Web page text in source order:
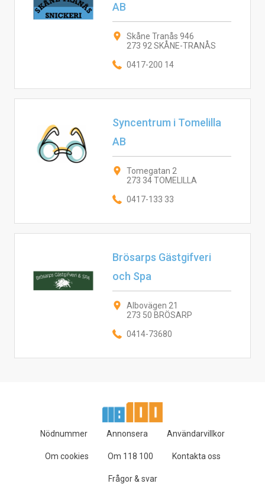
AB
Skåne Tranås 946
273 92 SKÅNE-TRANÅS
0417-200 14
Syncentrum i Tomelilla
AB
Tomegatan 2
273 34 TOMELILLA
0417-133 33
Brösarps Gästgifveri
och Spa
Albovägen 21
273 50 BRÖSARP
0414-73680
Nödnummer Annonsera Användarvillkor
Om cookies Om 118 100 Kontakta oss
Frågor & svar